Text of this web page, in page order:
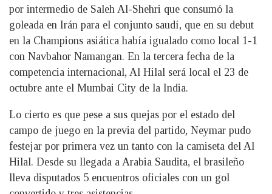
por intermedio de Saleh Al-Shehri que consumó la
goleada en Irán para el conjunto saudí, que en su debut
en la Champions asiática había igualado como local 1-1
con Navbahor Namangan. En la tercera fecha de la
competencia internacional, Al Hilal será local el 23 de
octubre ante el Mumbai City de la India.
Lo cierto es que pese a sus quejas por el estado del
campo de juego en la previa del partido, Neymar pudo
festejar por primera vez un tanto con la camiseta del Al
Hilal. Desde su llegada a Arabia Saudita, el brasileño
lleva disputados 5 encuentros oficiales con un gol